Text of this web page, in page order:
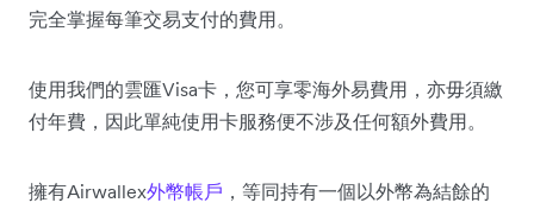
完全掌握每筆交易支付的費用。
使用我們的雲匯Visa卡，您可享零海外易費用，亦毋須繳
付年費，因此單純使用卡服務便不涉及任何額外費用。
擁有Airwallex外幣帳戶 ，等同持有一個以外幣為結餘的